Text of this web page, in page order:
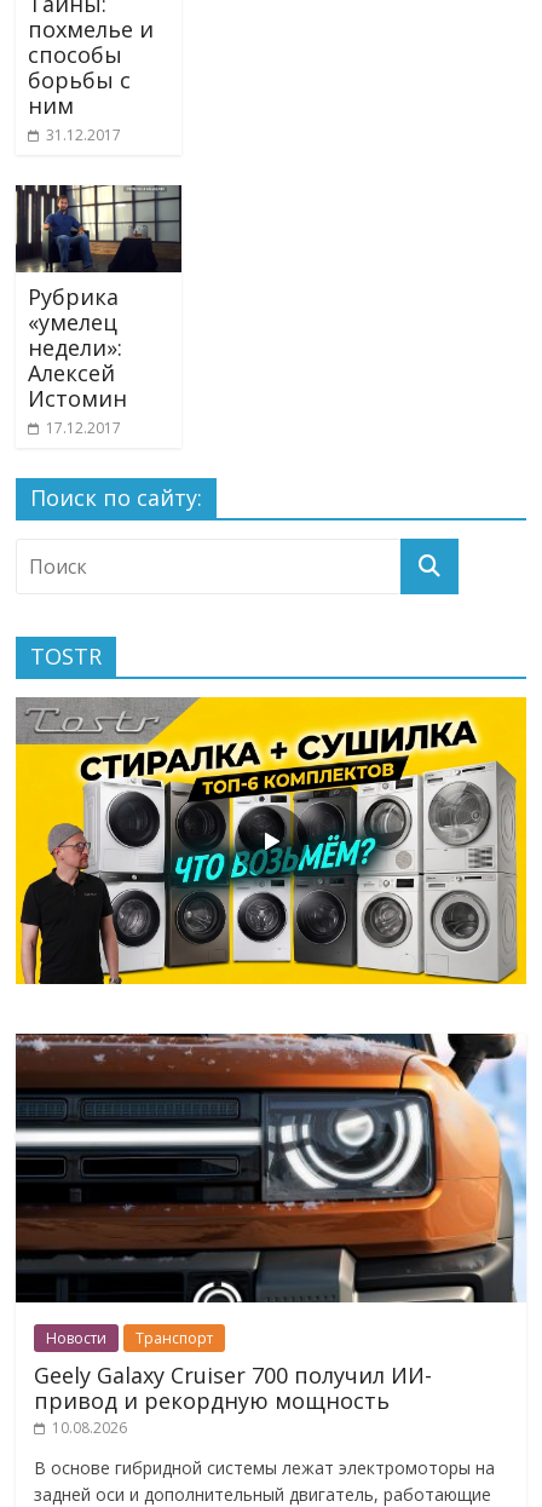
похмелье и
способы
борьбы с
ним
31.12.2017
Рубрика
«умелец
недели»:
Алексей
Истомин
17.12.2017
Поиск по сайту:
TOSTR
Новости Транспорт
Geely Galaxy Cruiser 700 получил ИИ-
привод и рекордную мощность
10.08.2026
В основе гибридной системы лежат электромоторы на
задней оси и дополнительный двигатель, работающие